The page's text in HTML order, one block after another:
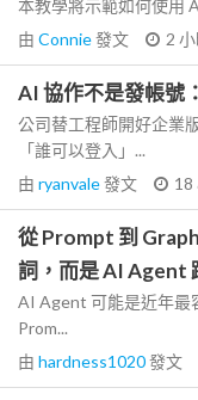
本教學將示範如何使用
由 Connie發文 2
AI 協作不是發帳號
公司替工程師開好企業
「誰可以登入」...
由 ryanvale發文 18
從 Prompt 到
詞，而是 AI Agent
AI Agent 可能是近年最
Prom...
由 hardness1020發文